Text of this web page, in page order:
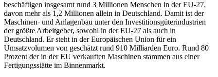
beschäftigen insgesamt rund 3 Millionen Menschen in der EU-27,
davon mehr als 1,2 Millionen allein in Deutschland. Damit ist der
Maschinen- und Anlagenbau unter den Investitionsgüterindustrien
der größte Arbeitgeber, sowohl in der EU-27 als auch in
Deutschland. Er steht in der Europäischen Union für ein
Umsatzvolumen von geschätzt rund 910 Milliarden Euro. Rund 80
Prozent der in der EU verkauften Maschinen stammen aus einer
Fertigungsstätte im Binnenmarkt.